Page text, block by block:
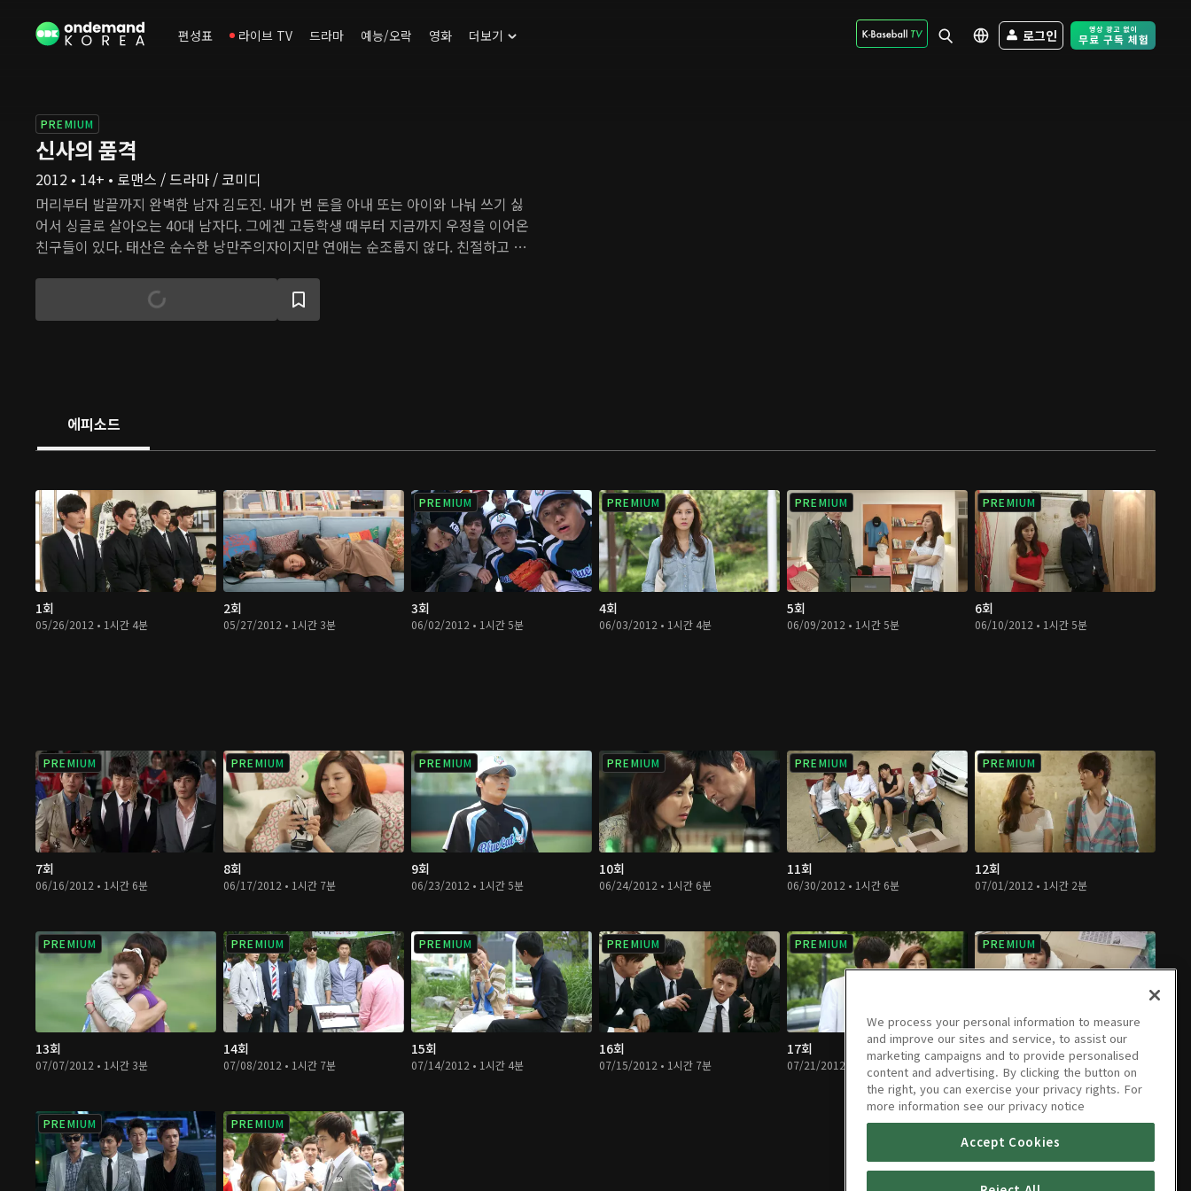
편성표 라이브 TV 드라마 예능/오락 영화 더보기 로그인 Free Trial -
PREMIUM
신사의 품격
2012 • 14+ • 로맨스 / 드라마 / 코미디
머리부터 발끝까지 완벽한 남자 김도진. 내가 번 돈을 아내 또는 아이와 나눠 쓰기 싫
어서 싱글로 살아오는 40대 남자다. 그에겐 고등학생 때부터 지금까지 우정을 이어온
친구들이 있다. 태산은 순수한 낭만주의자이지만 연애는 순조롭지 않다. 친절하고 따
정록은 어느 날 아내가 이혼을 원하자 혼란에 빠진다. 마흔이 되어서 이들의 인생에
큰 변화가 찾아오고, 이들은 오래전 처음 사랑에 빠졌을 때처럼 설렘과 흥분을 다시
에피소드
1회
05/26/2012 • 1시간 4분
2회
05/27/2012 • 1시간 3분
PREMIUM
3회
06/02/2012 • 1시간 5분
PREMIUM
4회
06/03/2012 • 1시간 4분
PREMIUM
5회
06/09/2012 • 1시간 5분
PREMIUM
6회
06/10/2012 • 1시간 5분
PREMIUM
7회
06/16/2012 • 1시간 6분
PREMIUM
8회
06/17/2012 • 1시간 7분
PREMIUM
9회
06/23/2012 • 1시간 5분
PREMIUM
10회
06/24/2012 • 1시간 6분
PREMIUM
11회
06/30/2012 • 1시간 6분
PREMIUM
12회
07/01/2012 • 1시간 2분
PREMIUM
13회
07/07/2012 • 1시간 3분
PREMIUM
14회
07/08/2012 • 1시간 7분
PREMIUM
15회
07/14/2012 • 1시간 4분
PREMIUM
16회
07/15/2012 • 1시간 7분
PREMIUM
17회
07/21/2012 • 1시간 7분
PREMIUM
18회
07/22/2012 • 1시간 7분
PREMIUM PREMIUM
We process your personal information to measure
and improve our sites and service, to assist our
marketing campaigns and to provide personalised
content and advertising. By clicking the button on
the right, you can exercise your privacy rights. For
more information see our privacy notice
Accept Cookies